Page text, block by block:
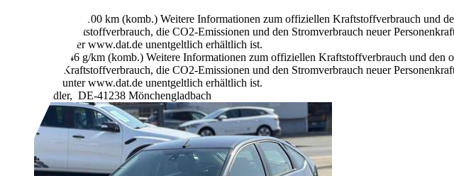
6,1 l/100 km (komb.) Weitere Informationen zum offiziellen Kraftstoffverbrauch und
Kraftstoffverbrauch, die CO2-Emissionen und den Stromverbrauch neuer
unter www.dat.de unentgeltlich erhältlich ist.
146 g/km (komb.) Weitere Informationen zum offiziellen Kraftstoffverbrauch und den
Kraftstoffverbrauch, die CO2-Emissionen und den Stromverbrauch neuer
unter www.dat.de unentgeltlich erhältlich ist.
Händler, DE-41238 Mönchengladbach